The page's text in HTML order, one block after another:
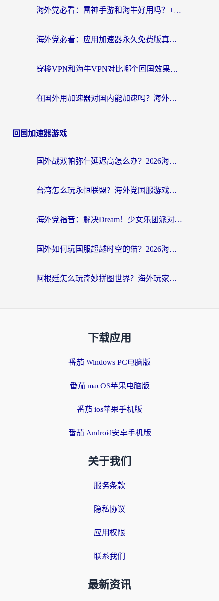
海外党必看：雷神手游和海牛好用吗？+3款热门加速器实测对比，附番茄加速器无缝回国指南
海外党必看：应用加速器永久免费版真的存在吗？教你选对回国加速器无缝刷国内资源
穿梭VPN和海牛VPN对比哪个回国效果更好？海外华人亲测3款热门加速器+避坑指南
在国外用加速器对国内能加速吗？海外党亲测有效的无缝访问指南
回国加速器游戏
国外战双帕弥什延迟高怎么办？2026海外畅玩国服游戏终极指南（附实测工具推荐）
台湾怎么玩永恒联盟？海外党国服游戏加速器选择全攻略（附3大热门游戏实测）
海外党福音：解决Dream！少女乐团派对！国外延迟的实用指南，附北美英国游戏加速方案
国外如何玩国服超越时空的猫？2026海外党必看的加速器选择指南
阿根廷怎么玩奇妙拼图世界？海外玩家国服游戏加速全攻略（附帕斯卡契约战舰少女解决方案）
下载应用
番茄 Windows PC电脑版
番茄 macOS苹果电脑版
番茄 ios苹果手机版
番茄 Android安卓手机版
关于我们
服务条款
隐私协议
应用权限
联系我们
最新资讯